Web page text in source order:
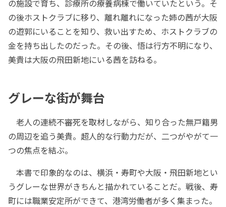
の施設で育ち、診療所の療養病棟で働いていたという。そ
の後ホストクラブに移り、離れ離れになった姉の茜が大阪
の遊郭にいることを知り、救い出すため、ホストクラブの
金を持ち出したのだった。その後、悟は行方不明になり、
美貴は大阪の飛田新地にいる茜を訪ねる。
グレーな街が舞台
老人の連続不審死を取材しながら、知り合った無戸籍男
の周辺を追う美貴。超人的な行動力だが、二つがやがて一
つの焦点を結ぶ。
本書で印象的なのは、横浜・寿町や大阪・飛田新地とい
うグレーな世界がきちんと描かれていることだ。戦後、寿
町には職業安定所ができて、港湾労働者が多く集まった。